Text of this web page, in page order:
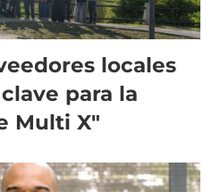
locales
para la
Multi X"